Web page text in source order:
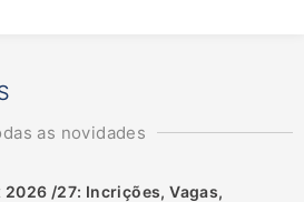
as novidades
2026 /27: Incrições, Vagas,